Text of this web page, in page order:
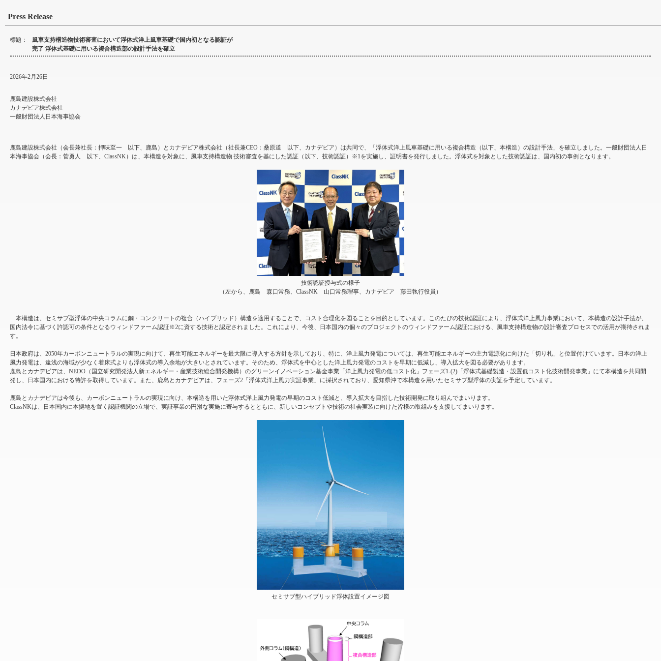
Press Release
標題：
風車支持構造物技術審査において浮体式洋上風車基礎で国内初となる認証が
完了 浮体式基礎に用いる複合構造部の設計手法を確立
2026年2月26日
鹿島建設株式会社
カナデビア株式会社
一般財団法人日本海事協会
鹿島建設株式会社（会長兼社長：押味至一 以下、鹿島）とカナデビア株式会社（社長兼CEO：桑原道 以下、カナデビア）は共同で、「浮体式洋上風車基礎に用いる複合構造（以下、本構造）の設計手法」を確立しました。一般財団法人日
本海事協会（会長：菅勇人 以下、ClassNK）は、本構造を対象に、風車支持構造物 技術審査を基にした認証（以下、技術認証）※1を実施し、証明書を発行しました。浮体式を対象とした技術認証は、国内初の事例となります。
技術認証授与式の様子
（左から、鹿島 森口常務、ClassNK 山口常務理事、カナデビア 藤田執行役員）
本構造は、セミサブ型浮体の中央コラムに鋼・コンクリートの複合（ハイブリッド）構造を適用することで、コスト合理化を図ることを目的としています。このたびの技術認証により、浮体式洋上風力事業において、本構造の設計手法が、
国内法令に基づく許認可の条件となるウィンドファーム認証※2に資する技術と認定されました。これにより、今後、日本国内の個々のプロジェクトのウィンドファーム認証における、風車支持構造物の設計審査プロセスでの活用が期待されま
す。
日本政府は、2050年カーボンニュートラルの実現に向けて、再生可能エネルギーを最大限に導入する方針を示しており、特に、洋上風力発電については、再生可能エネルギーの主力電源化に向けた「切り札」と位置付けています。日本の洋上
風力発電は、遠浅の海域が少なく着床式よりも浮体式の導入余地が大きいとされています。そのため、浮体式を中心とした洋上風力発電のコストを早期に低減し、導入拡大を図る必要があります。
鹿島とカナデビアは、NEDO（国立研究開発法人新エネルギー・産業技術総合開発機構）のグリーンイノベーション基金事業「洋上風力発電の低コスト化」フェーズ1-(2)「浮体式基礎製造・設置低コスト化技術開発事業」にて本構造を共同開
発し、日本国内における特許を取得しています。また、鹿島とカナデビアは、フェーズ2「浮体式洋上風力実証事業」に採択されており、愛知県沖で本構造を用いたセミサブ型浮体の実証を予定しています。
鹿島とカナデビアは今後も、カーボンニュートラルの実現に向け、本構造を用いた浮体式洋上風力発電の早期のコスト低減と、導入拡大を目指した技術開発に取り組んでまいります。
ClassNKは、日本国内に本拠地を置く認証機関の立場で、実証事業の円滑な実施に寄与するとともに、新しいコンセプトや技術の社会実装に向けた皆様の取組みを支援してまいります。
セミサブ型ハイブリッド浮体設置イメージ図